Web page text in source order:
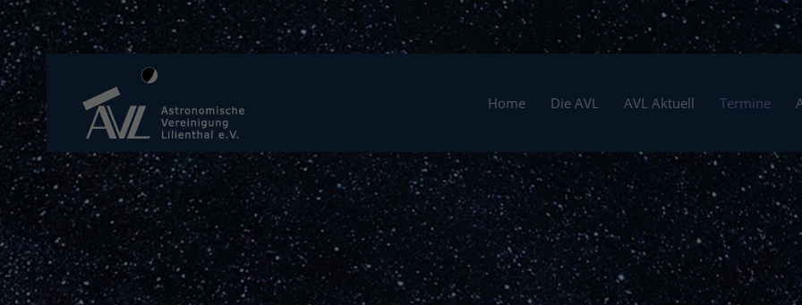
Home Die AVL AVL Aktuell Termine